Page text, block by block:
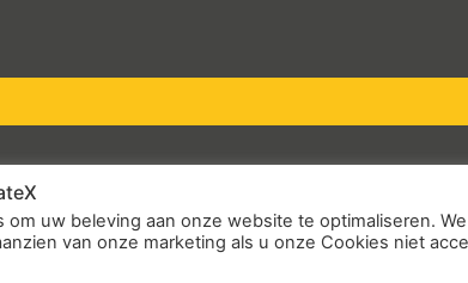
| All rights reserved
om uw beleving aan onze website te optimaliseren.
van onze marketing als u onze Cookies niet